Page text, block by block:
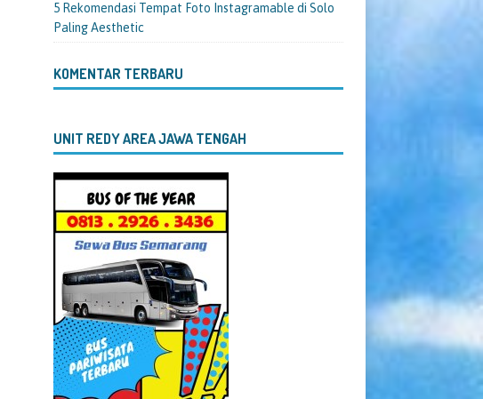
5 Rekomendasi Tempat Foto Instagramable di Solo
Paling Aesthetic
KOMENTAR TERBARU
UNIT REDY AREA JAWA TENGAH